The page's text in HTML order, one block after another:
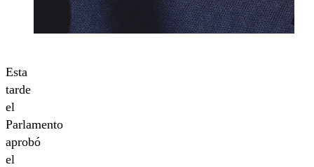
Esta
tarde
el
Parlamento
aprobó
el